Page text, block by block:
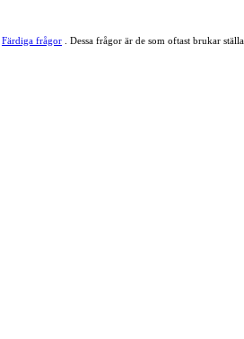
Färdiga frågor . Dessa frågor är de som oftast brukar